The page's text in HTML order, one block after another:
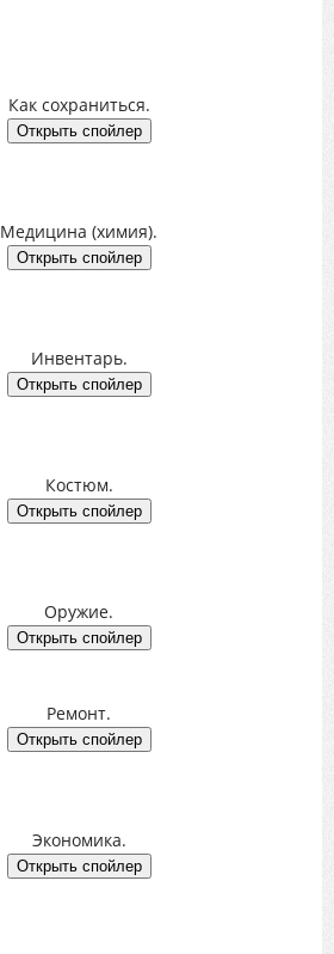
Как сохраниться.
Медицина (химия).
Инвентарь.
Костюм.
Оружие.
Ремонт.
Экономика.